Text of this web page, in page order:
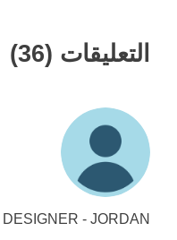
التعليقات (36)
DESIGNER - JORDAN